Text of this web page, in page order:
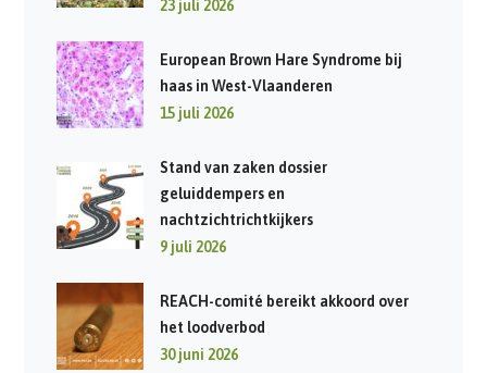
23 juli 2026
European Brown Hare Syndrome bij
haas in West-Vlaanderen
15 juli 2026
Stand van zaken dossier
geluiddempers en
nachtzichtrichtkijkers
9 juli 2026
REACH-comité bereikt akkoord over
het loodverbod
30 juni 2026